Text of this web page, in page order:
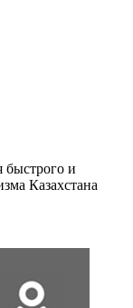
быстрого и
Казахстана